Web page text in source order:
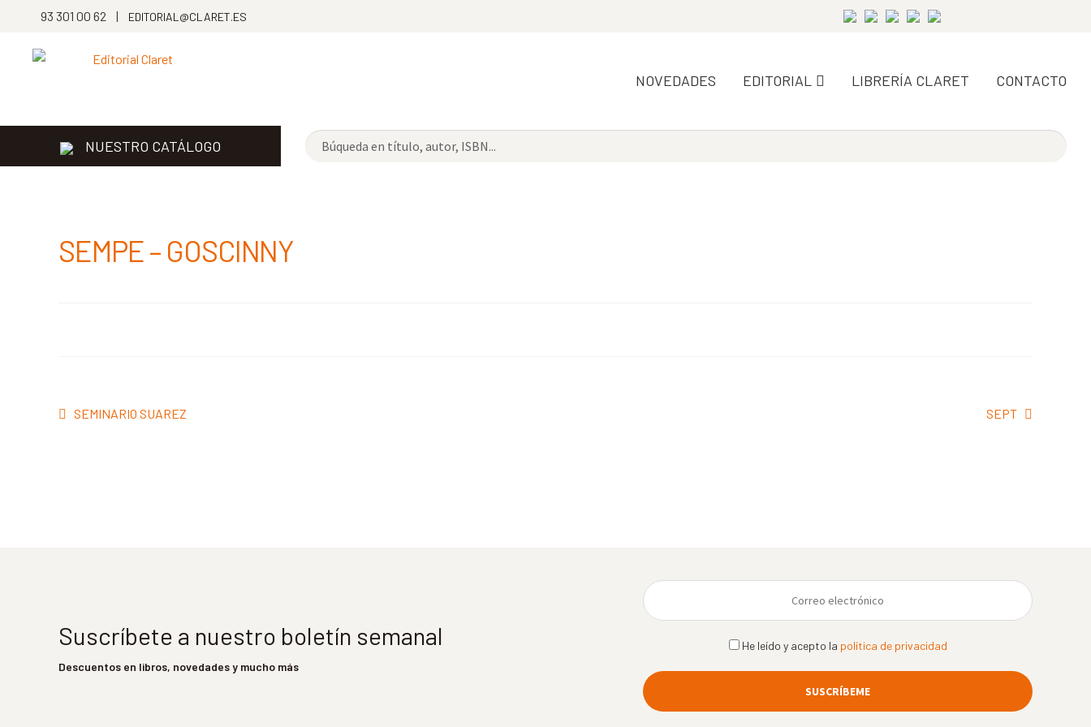
93 301 00 62 | EDITORIAL@CLARET.ES
NOVEDADES EDITORIAL LIBRERÍA CLARET CONTACTO
NUESTRO CATÁLOGO
SEMPE – GOSCINNY
Navegación
Anterior:
SEMINARIO SUAREZ Siguiente:
SEPT
Suscríbete a nuestro boletín semanal
Descuentos en libros, novedades y mucho más
He leído y acepto la política de privacidad